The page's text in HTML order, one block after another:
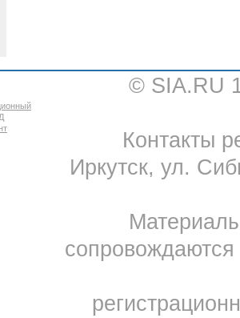
© SIA.RU
Контакты
Иркутск, ул.